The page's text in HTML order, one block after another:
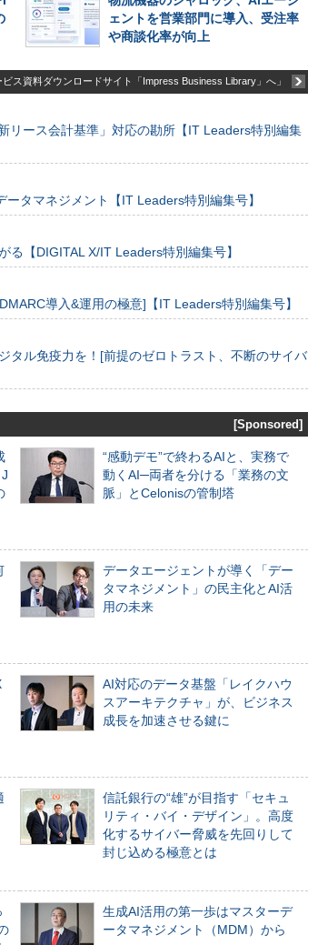
ェントを営業部門に導入、受注率
や商談化率が向上
ビス資料ダウンロードサイト「Impress Business Library」へ」
リース会計基準」対応の勘所【IT Leaders特別編集
タマネジメント【IT Leaders特別編集号】
【DIGITAL X/IT Leaders特別編集号】
導入&運用の極意]【IT Leaders特別編集号】
ル免疫力を！[前提のゼロトラスト、不断のサイバ
[Sponsored]
“感動デモ”で終わるAIと、実務で
動くAI─両者を分ける「業務の文
脈」とCelonisの管制塔
データエージェントが導く「デー
タマネジメント」の民主化とAI活
用の未来
AI対応のデータ基盤「レイクハウ
スアーキテクチャ」が、ビジネス
成長を加速させる鍵に
信託銀行の“雄”が目指す「セキュ
リティ・バイ・デザイン」。高度
化するサイバー脅威を先回りして
封じ込める極意とは
生成AI活用の第一歩はマスターデ
ータマネジメント（MDM）から